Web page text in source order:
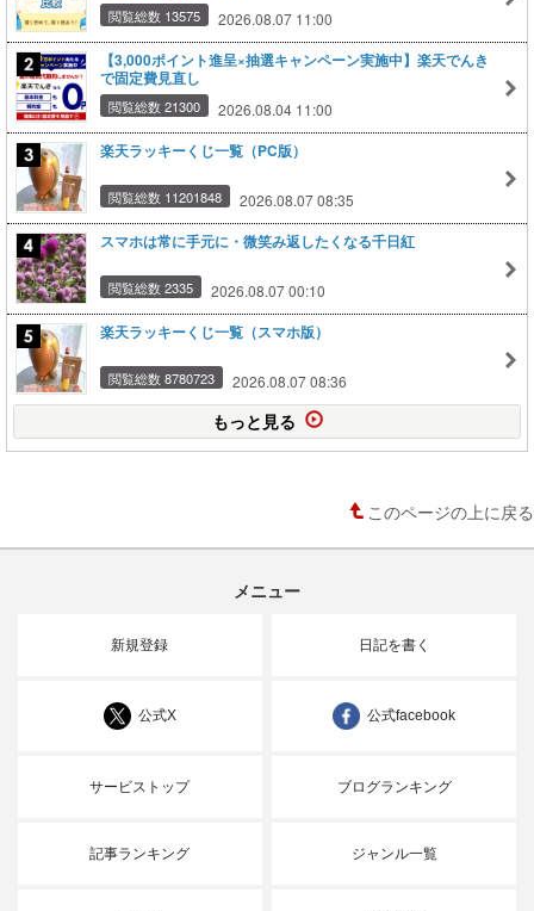
閲覧総数 13575 2026.08.07 11:00
【3,000ポイント進呈×抽選キャンペーン実施中】楽天でんき
で固定費見直し
閲覧総数 21300 2026.08.04 11:00
楽天ラッキーくじ一覧（PC版）
閲覧総数 11201848 2026.08.07 08:35
スマホは常に手元に・微笑み返したくなる千日紅
閲覧総数 2335 2026.08.07 00:10
楽天ラッキーくじ一覧（スマホ版）
閲覧総数 8780723 2026.08.07 08:36
もっと見る
このページの上に戻る
メニュー
新規登録 日記を書く
公式X 公式facebook
サービストップ ブログランキング
記事ランキング ジャンル一覧